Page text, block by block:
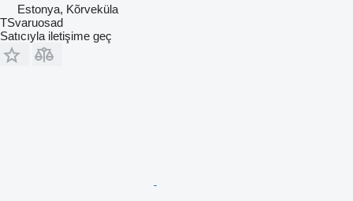
Estonya, Kõrveküla
TSvaruosad
Satıcıyla iletişime geç